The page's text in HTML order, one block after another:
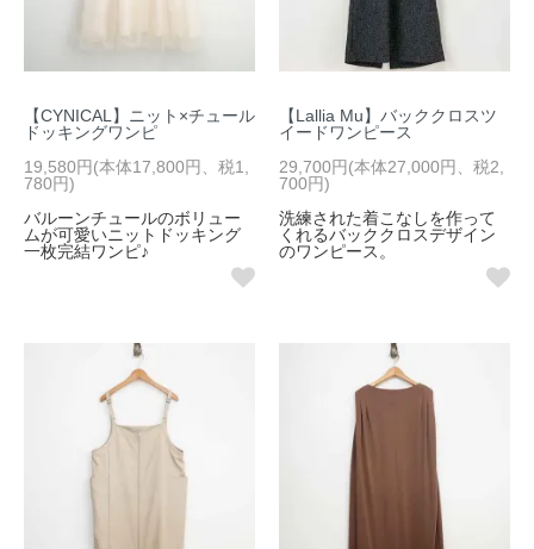
【CYNICAL】ニット×チュール
ドッキングワンピ
19,580円(本体17,800円、税1,
780円)
バルーンチュールのボリュー
ムが可愛いニットドッキング
一枚完結ワンピ♪
【Lallia Mu】バッククロスツ
イードワンピース
29,700円(本体27,000円、税2,
700円)
洗練された着こなしを作って
くれるバッククロスデザイン
のワンピース。